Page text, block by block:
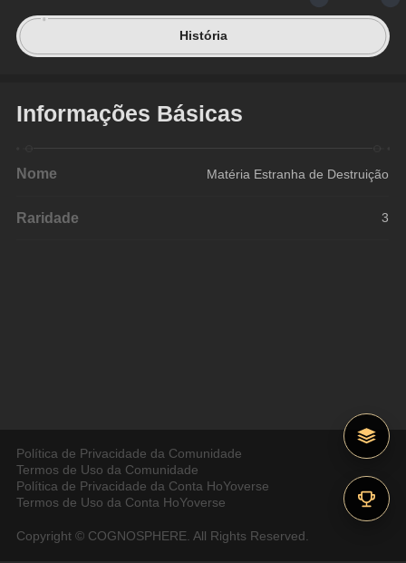
História
Informações Básicas
Nome Matéria Estranha de Destruição
Raridade 3
Política de Privacidade da Comunidade
Termos de Uso da Comunidade
Política de Privacidade da Conta HoYoverse
Termos de Uso da Conta HoYoverse
Copyright © COGNOSPHERE. All Rights Reserved.